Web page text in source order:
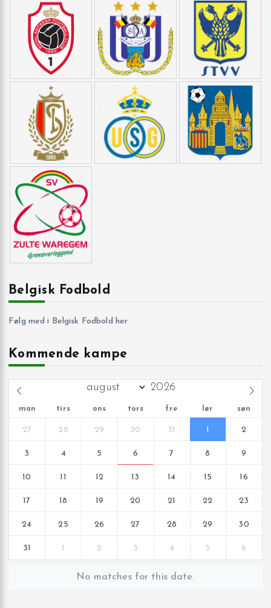
Belgisk Fodbold
Følg med i Belgisk Fodbold her
Kommende kampe
man tirs ons tors fre lør søn
27 28 29 30 31 1 2
3 4 5 6 7 8 9
10 11 12 13 14 15 16
17 18 19 20 21 22 23
24 25 26 27 28 29 30
31 1 2 3 4 5 6
No matches for this date.